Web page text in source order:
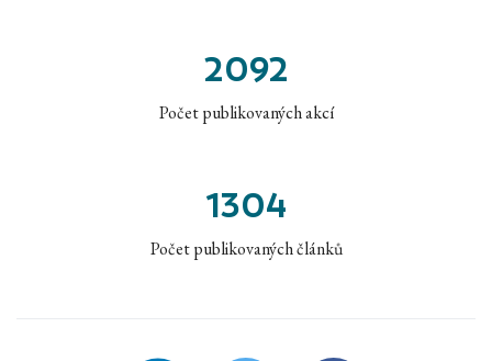
2092
Počet publikovaných akcí
1304
Počet publikovaných článků